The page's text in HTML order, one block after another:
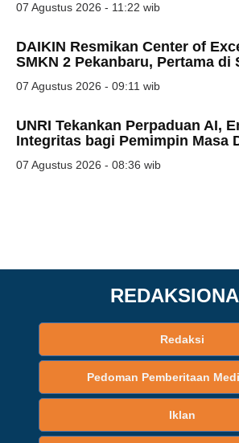
07 Agustus 2026 - 11:22 wib
DAIKIN Resmikan Center of
SMKN 2 Pekanbaru, Pertama di
07 Agustus 2026 - 09:11 wib
UNRI Tekankan Perpaduan AI,
Integritas bagi Pemimpin Masa
07 Agustus 2026 - 08:36 wib
Redaksi
Pedoman Pemberitaan
Iklan